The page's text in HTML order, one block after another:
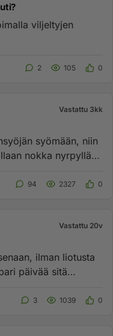
viljeltyjen
2 105 0
Vastattu 3kk
syömään, niin
nokka nyrpyllä
94 2327 0
Vastattu 20v
ilman liotusta
päivää sitä
3 1039 0